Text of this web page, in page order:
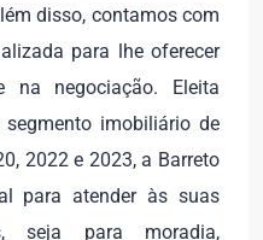
disso, contamos com
para lhe oferecer
na negociação. Eleita
imobiliário de
2022 e 2023, a Barreto
para atender às suas
seja para moradia,